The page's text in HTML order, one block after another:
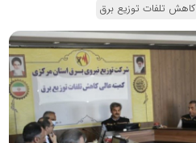
کاهش تلفات توزیع برق